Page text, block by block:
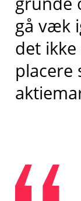
gå væk
det
placere